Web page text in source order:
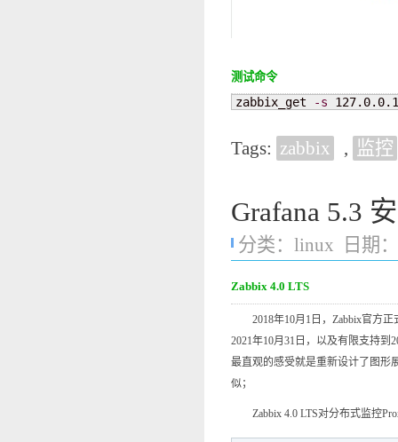
测试命令
zabbix_get -s
Tags: zabbix , 监控
Grafana 5.3
分类： linux 日期
Zabbix 4.0 LTS
2018年10月1日，Zabbix官方正
2021年10月31日，以及有限支持到
最直观的感受就是重新设计了图形
似；
Zabbix 4.0 LTS对分布式监控